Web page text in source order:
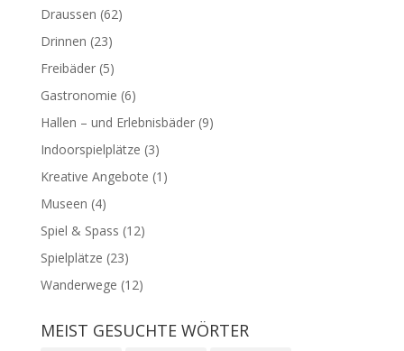
Draussen (62)
Drinnen (23)
Freibäder(5)
Gastronomie (6)
Hallen – und Erlebnisbäder(9)
Indoorspielplätze (3)
Kreative Angebote (1)
Museen (4)
Spiel & Spass (12)
Spielplätze (23)
Wanderwege (12)
MEIST GESUCHTE WÖRTER